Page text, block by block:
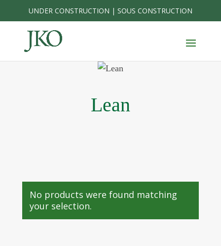
content
UNDER CONSTRUCTION | SOUS CONSTRUCTION
Lean
No products were found matching
your selection.